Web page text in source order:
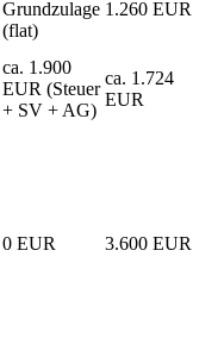
Grundzulage
(flat)
1.260 EUR
ca. 1.900
EUR (Steuer
+ SV + AG)
ca. 1.724
EUR
0 EUR 3.600 EUR